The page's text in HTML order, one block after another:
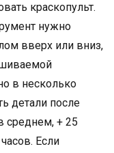
краскопульт.
нужно
вверх или вниз,
в несколько
детали после
среднем, + 25
Если